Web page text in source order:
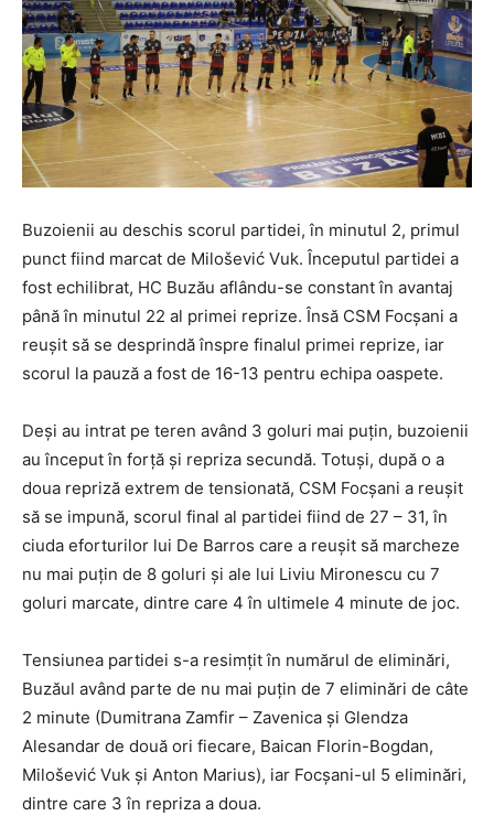
Buzoienii au deschis scorul partidei, în minutul 2, primul
punct fiind marcat de Milošević Vuk. Începutul partidei a
fost echilibrat, HC Buzău aflându-se constant în avantaj
până în minutul 22 al primei reprize. Însă CSM Focșani a
reușit să se desprindă înspre finalul primei reprize, iar
scorul la pauză a fost de 16-13 pentru echipa oaspete.
Deși au intrat pe teren având 3 goluri mai puțin, buzoienii
au început în forță și repriza secundă. Totuși, după o a
doua repriză extrem de tensionată, CSM Focșani a reușit
să se impună, scorul final al partidei fiind de 27 – 31, în
ciuda eforturilor lui De Barros care a reușit să marcheze
nu mai puțin de 8 goluri și ale lui Liviu Mironescu cu 7
goluri marcate, dintre care 4 în ultimele 4 minute de joc.
Tensiunea partidei s-a resimțit în numărul de eliminări,
Buzăul având parte de nu mai puțin de 7 eliminări de câte
2 minute (Dumitrana Zamfir – Zavenica și Glendza
Alesandar de două ori fiecare, Baican Florin-Bogdan,
Milošević Vuk și Anton Marius), iar Focșani-ul 5 eliminări,
dintre care 3 în repriza a doua.